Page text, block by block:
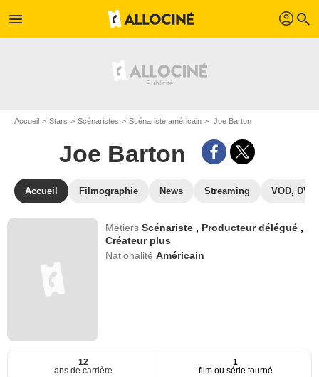
menu profil search
Accueil Stars Scénaristes Scénariste américain Joe Barton
Joe Barton
Accueil Filmographie News Streaming VOD, DVD
MétiersScénariste , Producteur délégué ,
Créateur plus
NationalitéAméricain
12
ans de carrière
1
film ou série tourné